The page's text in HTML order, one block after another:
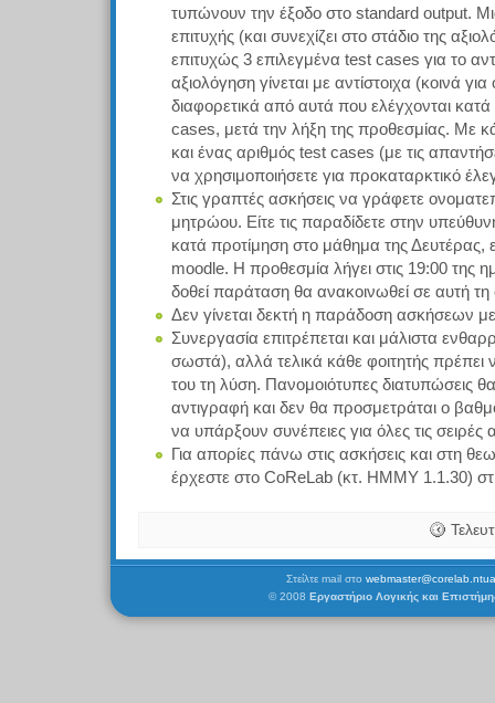
τυπώνουν την έξοδο στο standard output.
επιτυχής (και συνεχίζει στο στάδιο της
επιτυχώς 3 επιλεγμένα test cases για το
αξιολόγηση γίνεται με αντίστοιχα (κοινά
διαφορετικά από αυτά που ελέγχονται
cases, μετά την λήξη της προθεσμίας. Με
και ένας αριθμός test cases (με τις
να χρησιμοποιήσετε για προκαταρκτικό
Στις γραπτές ασκήσεις να γράφετε
μητρώου. Είτε τις παραδίδετε στην
κατά προτίμηση στο μάθημα της Δευτέρας,
moodle. Η προθεσμία λήγει στις 19:00 της
δοθεί παράταση θα ανακοινωθεί σε αυτή τη
Δεν γίνεται δεκτή η παράδοση ασκήσεων
Συνεργασία επιτρέπεται και μάλιστα
σωστά), αλλά τελικά κάθε φοιτητής πρέπει
του τη λύση. Πανομοιότυπες διατυπώσεις
αντιγραφή και δεν θα προσμετράται ο
να υπάρξουν συνέπειες για όλες τις
Για απορίες πάνω στις ασκήσεις και στη
έρχεστε στο CoReLab (κτ. ΗΜΜΥ 1.1.30)
Στείλτε mail στο
© 2008 Εργαστήριο Λογικής και